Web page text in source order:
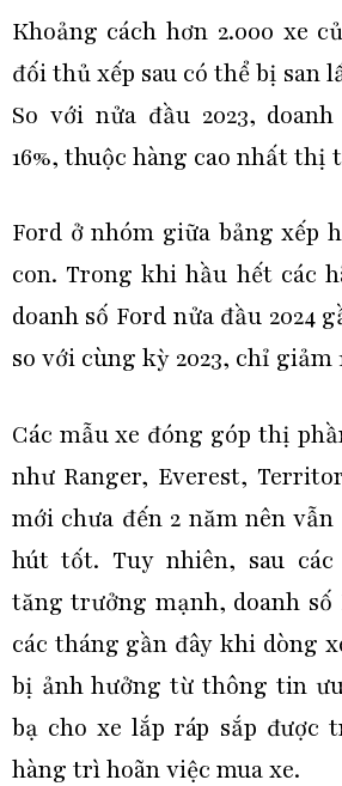
Khoảng cách hơn 2.000 xe
đối thủ xếp sau có thể bị san
So với nửa đầu 2023,
16%, thuộc hàng cao nhất thị
Ford ở nhóm giữa bảng xếp
con. Trong khi hầu hết các
doanh số Ford nửa đầu 2024
so với cùng kỳ 2023, chỉ giảm
Các mẫu xe đóng góp thị
như Ranger, Everest,
mới chưa đến 2 năm nên
hút tốt. Tuy nhiên, sau các
tăng trưởng mạnh, doanh
các tháng gần đây khi dòng
bị ảnh hưởng từ thông tin
bạ cho xe lắp ráp sắp được
hàng trì hoãn việc mua xe.